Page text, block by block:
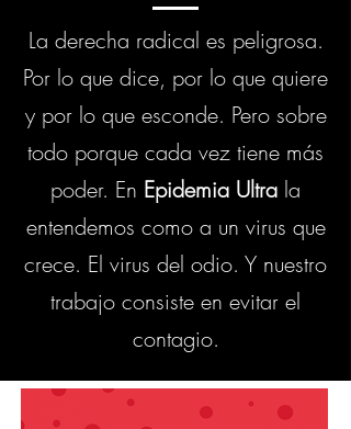
La derecha radical es peligrosa.
Por lo que dice, por lo que quiere
y por lo que esconde. Pero sobre
todo porque cada vez tiene más
poder. En Epidemia Ultra la
entendemos como a un virus que
crece. El virus del odio. Y nuestro
trabajo consiste en evitar el
contagio.